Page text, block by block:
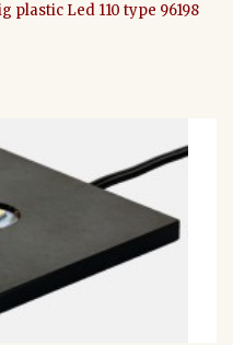
plastic Led 110 type 96198